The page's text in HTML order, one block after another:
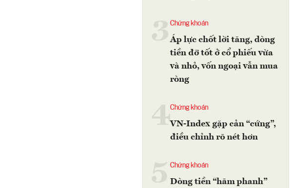
Chứng khoán
Áp lực chốt lời tăng, dòng
tiền đỡ tốt ở cổ phiếu vừa
và nhỏ, vốn ngoại vẫn mua
ròng
4Chứng khoán
VN-Index gặp cản “cứng”,
điều chỉnh rõ nét hơn
Chứng khoán
Dòng tiền “hãm phanh”